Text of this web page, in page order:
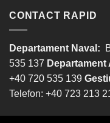
CONTACT RAPID
Departament Naval:
535 137 Departament
+40 720 535 139
Telefon: +40 723 213